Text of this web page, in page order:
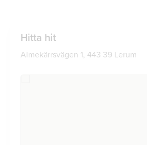
Hitta hit
Almekärrsvägen 1, 443 39 Lerum